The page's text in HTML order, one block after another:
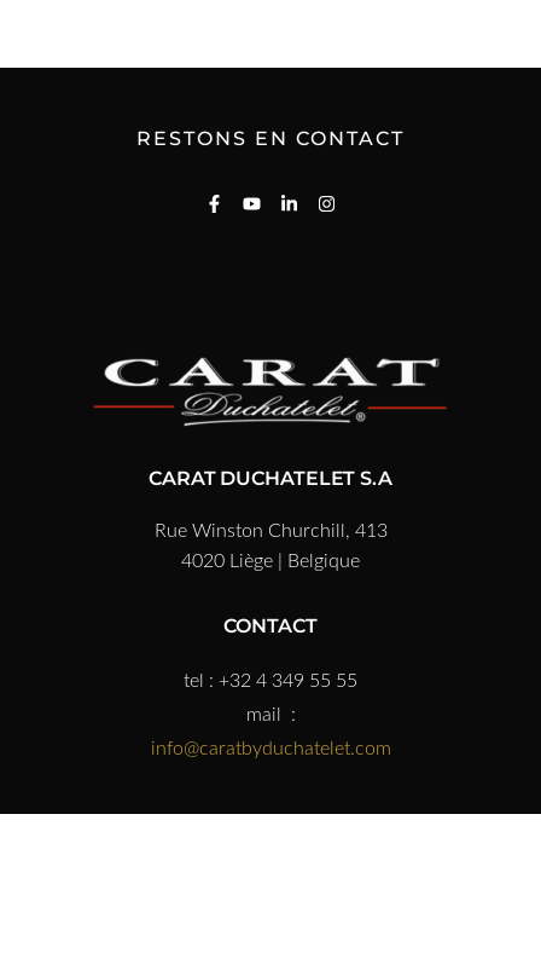
RESTONS EN CONTACT
CARAT DUCHATELET S.A
Rue Winston Churchill, 413
4020 Liège | Belgique
CONTACT
tel : +32 4 349 55 55
mail :
info@caratbyduchatelet.com